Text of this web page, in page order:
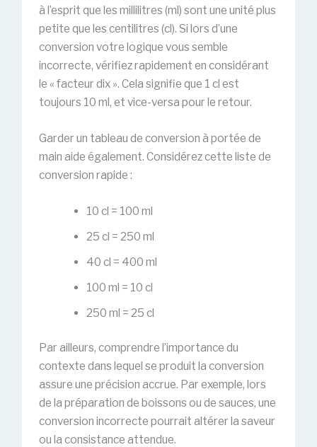
à l’esprit que les millilitres (ml) sont une unité plus
petite que les centilitres (cl). Si lors d’une
conversion votre logique vous semble
incorrecte, vérifiez rapidement en considérant
le « facteur dix ». Cela signifie que 1 cl est
toujours 10 ml, et vice-versa pour le retour.
Garder un tableau de conversion à portée de
main aide également. Considérez cette liste de
conversion rapide :
10 cl = 100 ml
25 cl = 250 ml
40 cl = 400 ml
100 ml = 10 cl
250 ml = 25 cl
Par ailleurs, comprendre l’importance du
contexte dans lequel se produit la conversion
assure une précision accrue. Par exemple, lors
de la préparation de boissons ou de sauces, une
conversion incorrecte pourrait altérer la saveur
ou la consistance attendue.